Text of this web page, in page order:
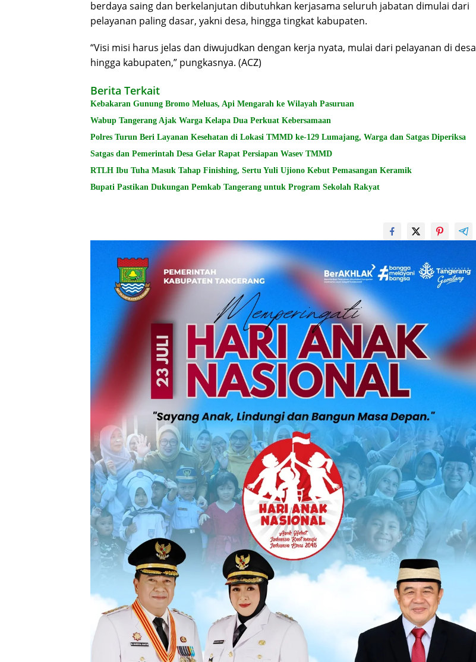
berdaya saing dan berkelanjutan dibutuhkan kerjasama seluruh jabatan dimulai dari
pelayanan paling dasar, yakni desa, hingga tingkat kabupaten.
“Visi misi harus jelas dan diwujudkan dengan kerja nyata, mulai dari pelayanan di desa
hingga kabupaten,” pungkasnya. (ACZ)
Berita Terkait
Kebakaran Gunung Bromo Meluas, Api Mengarah ke Wilayah Pasuruan
Wabup Tangerang Ajak Warga Kelapa Dua Perkuat Kebersamaan
Polres Turun Beri Layanan Kesehatan di Lokasi TMMD ke-129 Lumajang, Warga dan Satgas Diperiksa
Satgas dan Pemerintah Desa Gelar Rapat Persiapan Wasev TMMD
RTLH Ibu Tuha Masuk Tahap Finishing, Sertu Yuli Ujiono Kebut Pemasangan Keramik
Bupati Pastikan Dukungan Pemkab Tangerang untuk Program Sekolah Rakyat